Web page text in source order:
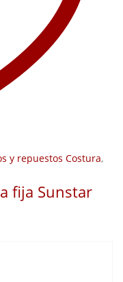
y repuestos Costura,
fija Sunstar